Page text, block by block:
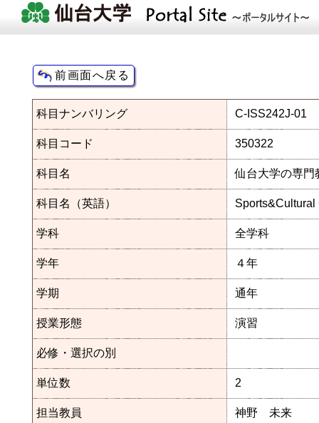
科目ナンバリング C-ISS242J-01
科目コード 350322
科目名 仙台大学の専
科目名（英語）
学科 全学科
学年 ４年
学期 通年
授業形態 演習
必修・選択の別
単位数 2
担当教員 神野 未来